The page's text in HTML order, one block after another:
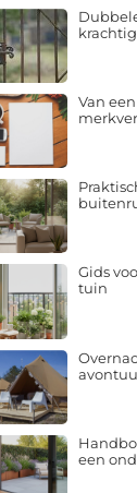
Van
Gids
tuin
een